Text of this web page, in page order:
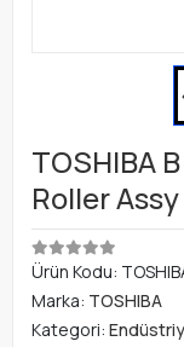
TOSHIBA
Roller Assy
Ürün Kodu:
Marka: TOSHIBA
Kategori: